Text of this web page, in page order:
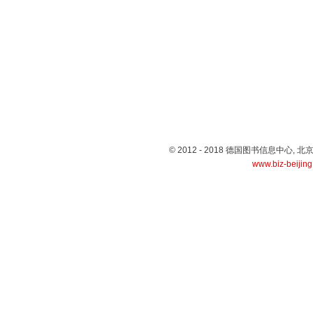
© 2012 - 2018 德国图书信息中心, 北
www.biz-